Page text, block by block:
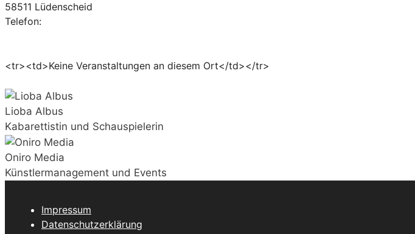
58511 Lüdenscheid
Telefon:
<tr><td>Keine Veranstaltungen an diesem Ort</td></tr>
Lioba Albus
Kabarettistin und Schauspielerin
Oniro Media
Künstlermanagement und Events
Impressum
Datenschutzerklärung